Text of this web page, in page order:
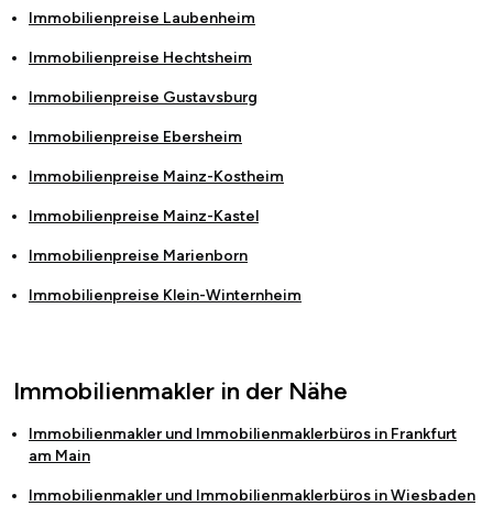
Immobilienpreise Laubenheim
Immobilienpreise Hechtsheim
Immobilienpreise Gustavsburg
Immobilienpreise Ebersheim
Immobilienpreise Mainz-Kostheim
Immobilienpreise Mainz-Kastel
Immobilienpreise Marienborn
Immobilienpreise Klein-Winternheim
Immobilienmakler in der Nähe
Immobilienmakler und Immobilienmaklerbüros in Frankfurt
am Main
Immobilienmakler und Immobilienmaklerbüros inWiesbaden